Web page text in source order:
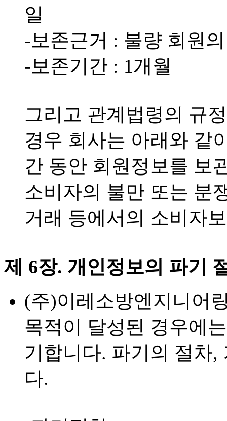
일
-보존근거 : 불량 회원
-보존기간 : 1개월
그리고 관계법령의 규
경우 회사는 아래와 같
간 동안 회원정보를 보
소비자의 불만 또는 분
거래 등에서의 소비자
제 6장. 개인정보의 파기
(주)이레소방엔지니어
목적이 달성된 경우에
기합니다. 파기의 절차
다.